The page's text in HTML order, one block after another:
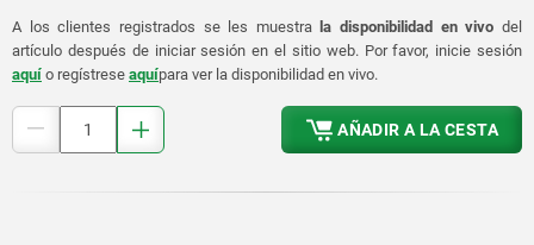
A los clientes registrados se les muestrala disponibilidad en vivo del
artículo después de iniciar sesión en el sitio web. Por favor, inicie sesión
aquí o regístrese aquípara ver la disponibilidad en vivo.
AÑADIR A LA CESTA